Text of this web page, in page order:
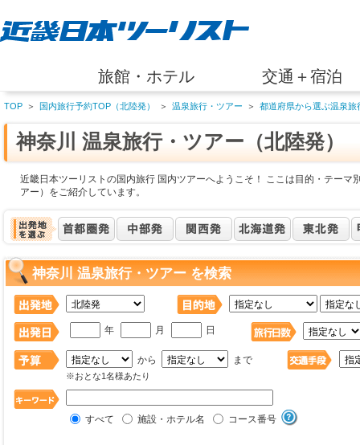
旅館・ホテル 交通＋宿泊
TOP ＞ 国内旅行予約TOP（北陸発） ＞ 温泉旅行・ツアー ＞ 都道府県から選ぶ温泉旅
神奈川 温泉旅行・ツアー（北陸発）
近畿日本ツーリストの国内旅行 国内ツアーへようこそ！ ここは目的・テーマ
アー）をご紹介しています。
神奈川 温泉旅行・ツアー を検索
年 月 日
から まで
※おとな1名様あたり
すべて 施設・ホテル名 コース番号